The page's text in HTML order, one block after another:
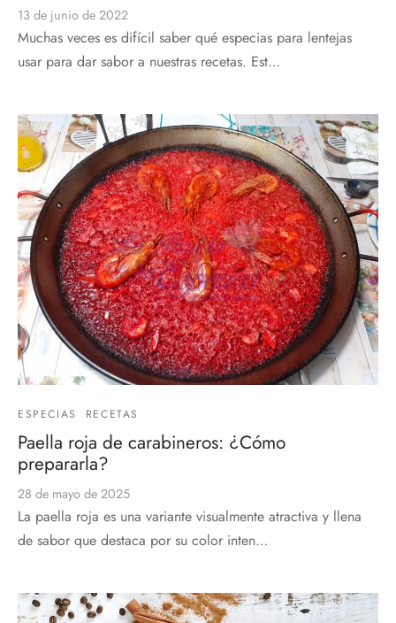
13 de junio de 2022
Muchas veces es difícil saber qué especias para lentejas
usar para dar sabor a nuestras recetas. Est…
ESPECIAS RECETAS
Paella roja de carabineros: ¿Cómo
prepararla?
28 de mayo de 2025
La paella roja es una variante visualmente atractiva y llena
de sabor que destaca por su color inten…